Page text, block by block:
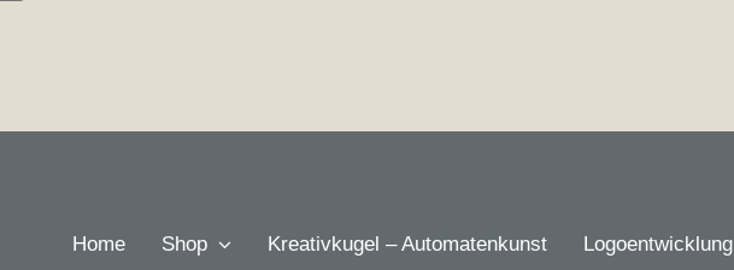
Home Shop Kreativkugel – Automatenkunst Logoentwicklung